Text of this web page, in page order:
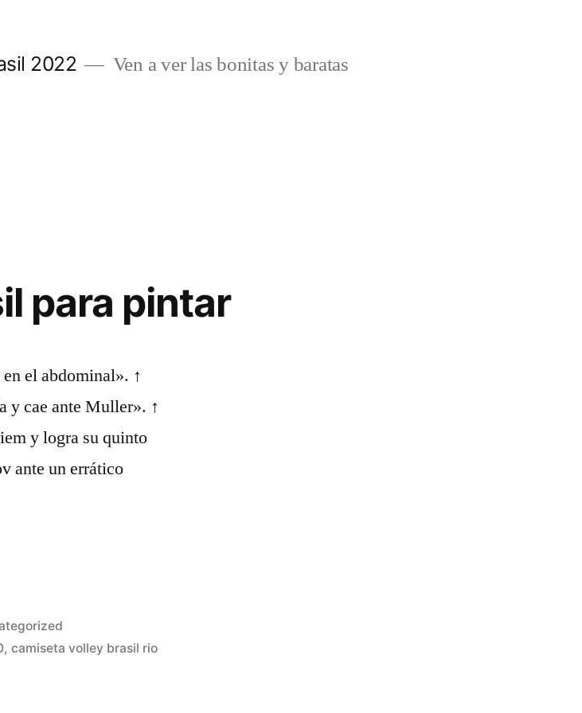
2022
Ven a ver las bonitas y baratas
para pintar
el abdominal». ↑
y cae ante Muller». ↑
y logra su quinto
ante un errático
,camiseta volley brasil rio